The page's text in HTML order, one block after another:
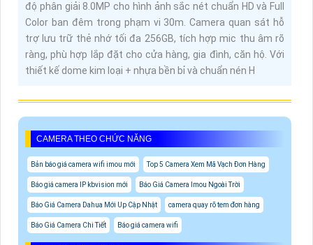
độ phân giải 8.0MP cho hình ảnh sắc nét chuẩn HD và Full
Color ban đêm trong phạm vi 30m. Camera quan sát hỗ
trợ lưu trữ thẻ nhớ tối đa 256GB, tích hợp mic thu âm rõ
ràng, phù hợp lắp đặt cho cửa hàng, gia đình, căn hộ. Với
thiết kế dome kim loại + nhựa bền bỉ và chuẩn nén H
CAMERA THEO CHỨC NĂNG
Bản báo giá camera wifi imou mới Top 5 Camera Xem Mã Vạch Đơn Hàng
Báo giá camera IP kbvision mới Báo Giá Camera Imou Ngoài Trời
Báo Giá Camera Dahua Mới Up Cập Nhật camera quay rõ tem đơn hàng
Báo Giá Camera Chi Tiết Báo giá camera wifi